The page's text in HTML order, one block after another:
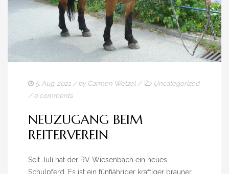
5. Aug. 2021 / by Carmen Wetzel /
Uncategorized
/ 0 comments
NEUZUGANG BEIM
REITERVEREIN
Seit Juli hat der RV Wiesenbach ein neues
Schulpferd. Es ist ein fünfjähriger kräftiger brauner